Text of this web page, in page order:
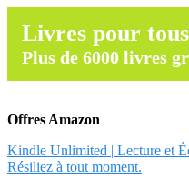
Livres pour tous
Plus de 6000 livres
Offres Amazon
Kindle Unlimited | Lecture et
Résiliez à tout moment.